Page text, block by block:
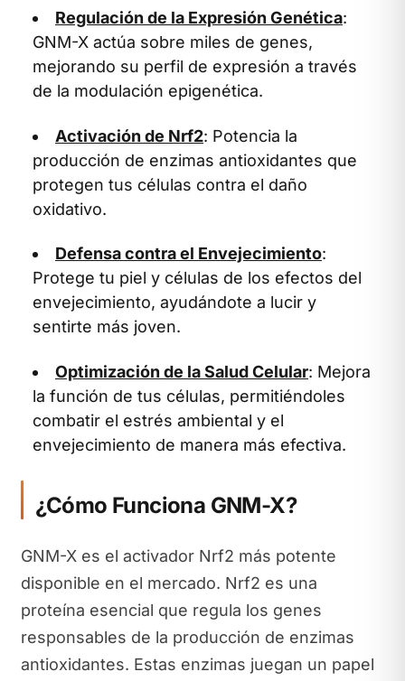
Regulación de la Expresión Genética:
GNM-X actúa sobre miles de genes,
mejorando su perfil de expresión a través
de la modulación epigenética.
Activación de Nrf2: Potencia la
producción de enzimas antioxidantes que
protegen tus células contra el daño
oxidativo.
Defensa contra el Envejecimiento:
Protege tu piel y células de los efectos del
envejecimiento, ayudándote a lucir y
sentirte más joven.
Optimización de la Salud Celular: Mejora
la función de tus células, permitiéndoles
combatir el estrés ambiental y el
envejecimiento de manera más efectiva.
¿Cómo Funciona GNM-X?
GNM-X es el activador Nrf2 más potente
disponible en el mercado. Nrf2 es una
proteína esencial que regula los genes
responsables de la producción de enzimas
antioxidantes. Estas enzimas juegan un papel